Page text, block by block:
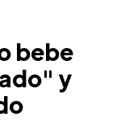
bebe
y